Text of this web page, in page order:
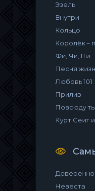
Эзель
Внутри
Кольцо
Королёк –
Фи, Чи, Пи
Песня
Любовь 101
Прилив
Повсюду ты
Курт Сеит
Невеста